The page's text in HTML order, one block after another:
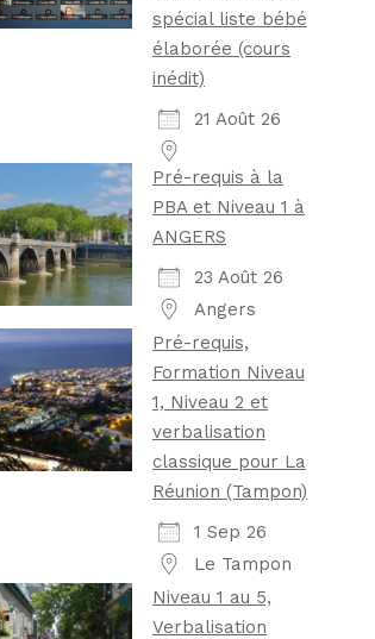
spécial liste bébé
élaborée (cours
inédit)
21 Août 26
Pré-requis à la
PBA et Niveau 1 à
ANGERS
23 Août 26
Angers
Pré-requis,
Formation Niveau
1, Niveau 2 et
verbalisation
classique pour La
Réunion (Tampon)
1 Sep 26
Le Tampon
Niveau 1 au 5,
Verbalisation